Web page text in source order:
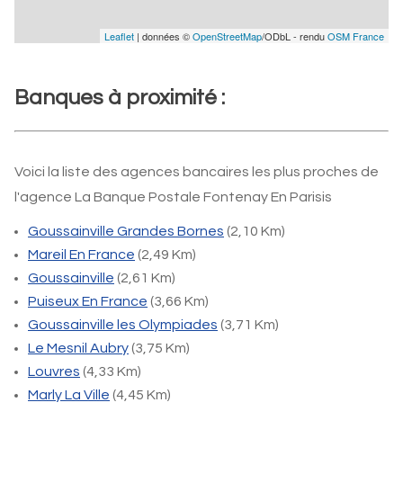
Leaflet | données ©OpenStreetMap/ODbL - renduOSM France
Banques à proximité :
Voici la liste des agences bancaires les plus proches de
l'agence La Banque Postale Fontenay En Parisis
Goussainville Grandes Bornes (2,10 Km)
Mareil En France (2,49 Km)
Goussainville (2,61 Km)
Puiseux En France (3,66 Km)
Goussainville les Olympiades (3,71 Km)
Le Mesnil Aubry(3,75 Km)
Louvres (4,33 Km)
Marly La Ville (4,45 Km)